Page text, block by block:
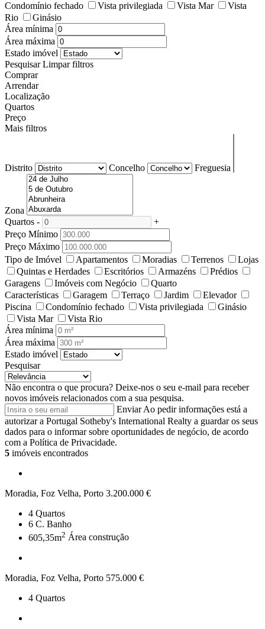
Condomínio fechado
Vista privilegiada Vista Mar
Vista
Rio
Ginásio
Área mínima
Área máxima
Estado imóvel
Pesquisar Limpar filtros
Comprar
Arrendar
Localização
Quartos
Preço
Mais filtros
Distrito Concelho Freguesia
Zona
Quartos -
+
Preço Mínimo
Preço Máximo
Tipo de Imóvel
Apartamentos Moradias Terrenos
Lojas
Quintas e Herdades
Escritórios Armazéns
Prédios
Garagens
Imóveis com Negócio
Quarto
Características
Garagem Terraço Jardim
Elevador
Piscina
Condomínio fechado Vista privilegiada
Ginásio
Vista Mar
Vista Rio
Área mínima
Área máxima
Estado imóvel
Pesquisar
Não encontra o que procura? Deixe-nos o seu e-mail para receber
novos imóveis relacionados com a sua pesquisa.
Enviar Ao pedir informações está a
autorizar a Portugal Sotheby's International Realty a guardar os seus
dados para o informar sobre oportunidades de negócio, de acordo
com a Política de Privacidade.
5 imóveis encontrados
Moradia, Foz Velha, Porto 3.200.000 €
4 Quartos
6 C. Banho
605,35m2 Área construção
Moradia, Foz Velha, Porto 575.000 €
4 Quartos